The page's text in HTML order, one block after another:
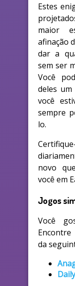
Estes
maior
afinação
dar a
sem ser
Você
deles
você
sempre
lo.
novo
você em
Jogos
Você
da